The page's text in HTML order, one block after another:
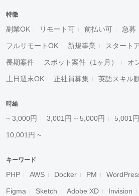
特徴
副業OK リモート可 前払い可 急募
フルリモートOK 新規事業 スタート
長期案件 スポット案件（1ヶ月） オ
土日週末OK 正社員募集 英語スキル
時給
~ 3,000円 3,001円 ~ 5,000円 5,001
10,001円 ~
キーワード
PHP AWS Docker PM
Figma Sketch Adobe XD Invision